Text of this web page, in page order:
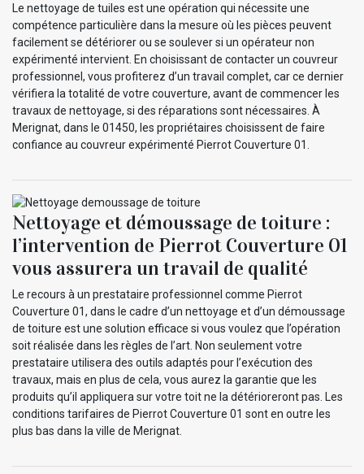
Le nettoyage de tuiles est une opération qui nécessite une
compétence particulière dans la mesure où les pièces peuvent
facilement se détériorer ou se soulever si un opérateur non
expérimenté intervient. En choisissant de contacter un couvreur
professionnel, vous profiterez d’un travail complet, car ce dernier
vérifiera la totalité de votre couverture, avant de commencer les
travaux de nettoyage, si des réparations sont nécessaires. À
Merignat, dans le 01450, les propriétaires choisissent de faire
confiance au couvreur expérimenté Pierrot Couverture 01.
Nettoyage et démoussage de toiture :
l’intervention de Pierrot Couverture 01
vous assurera un travail de qualité
Le recours à un prestataire professionnel comme Pierrot
Couverture 01, dans le cadre d’un nettoyage et d’un démoussage
de toiture est une solution efficace si vous voulez que l’opération
soit réalisée dans les règles de l’art. Non seulement votre
prestataire utilisera des outils adaptés pour l’exécution des
travaux, mais en plus de cela, vous aurez la garantie que les
produits qu’il appliquera sur votre toit ne la détérioreront pas. Les
conditions tarifaires de Pierrot Couverture 01 sont en outre les
plus bas dans la ville de Merignat.